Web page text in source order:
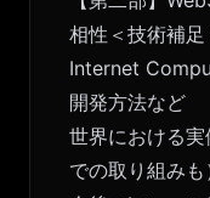
相性＜技術補足
Internet
開発方法など
世界における
での取り組みも